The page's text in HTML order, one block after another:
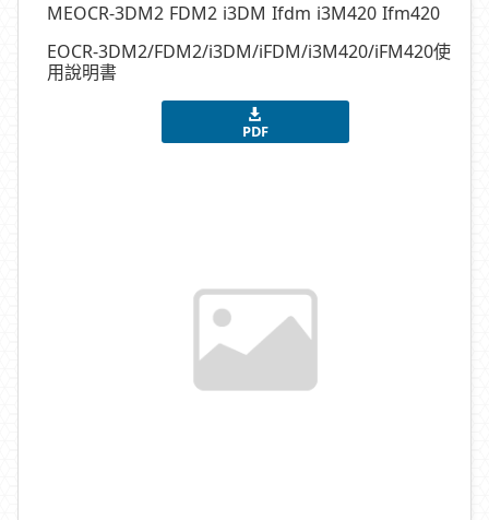
MEOCR-3DM2 FDM2 i3DM Ifdm i3M420 Ifm420
EOCR-3DM2/FDM2/i3DM/iFDM/i3M420/iFM420使
用說明書
PDF